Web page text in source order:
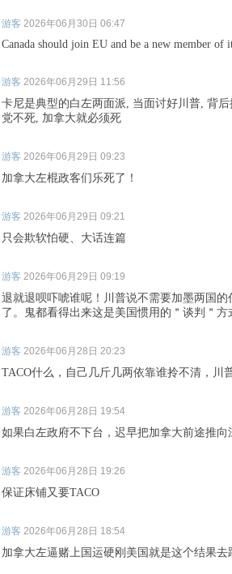
游客 2026年06月30日 06:47
Canada should join EU and be a new member of
游客 2026年06月29日 11:56
卡尼是典型的白左两面派, 当面讨好川普, 背
党不死, 加拿大就必须死
游客 2026年06月29日 09:23
加拿大左棍政客们乐死了！
游客 2026年06月29日 09:21
只会欺软怕硬、大话连篇
游客 2026年06月29日 09:19
退就退呗吓唬谁呢！川普说不需要加墨两国
了。鬼都看得出来这是美国惯用的＂谈判＂方
游客 2026年06月28日 20:23
TACO什么，自己几斤几两依靠谁拎不清，川
游客 2026年06月28日 19:54
如果白左政府不下台，迟早把加拿大前途推向
游客 2026年06月28日 19:26
保证床铺又要TACO
游客 2026年06月28日 18:54
加拿大左逼赌上国运硬刚美国就是这个结果